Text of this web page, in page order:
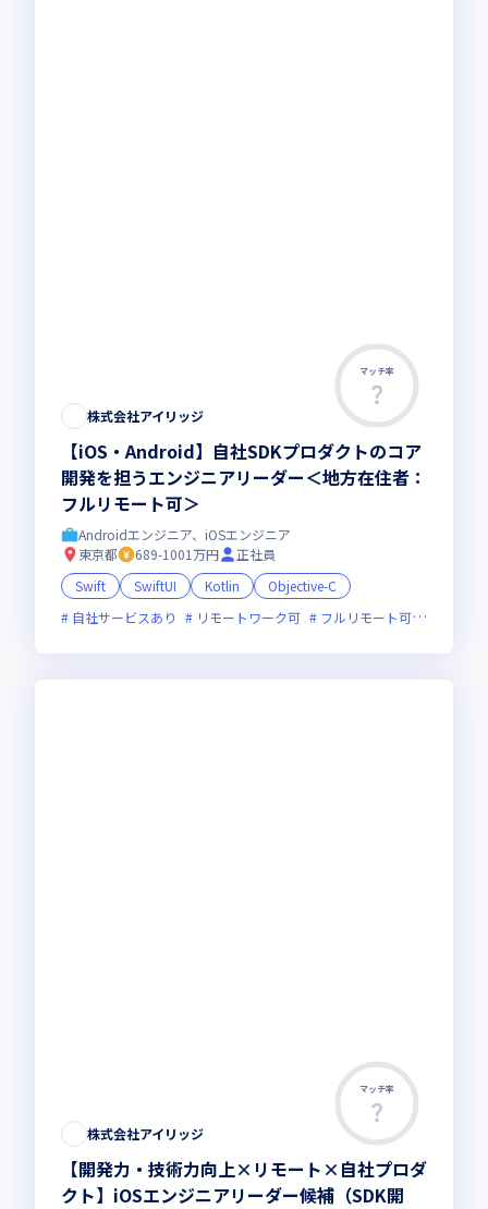
マッチ率
株式会社アイリッジ
【iOS・Android】自社SDKプロダクトのコア
開発を担うエンジニアリーダー＜地方在住者：
フルリモート可＞
Androidエンジニア、iOSエンジニア
東京都
689-1001万円
正社員
Swift
SwiftUI Kotlin
Objective-C
自社サービスあり
リモートワーク可 フルリモート可
マッチ率
株式会社アイリッジ
【開発力・技術力向上×リモート×自社プロダ
クト】iOSエンジニアリーダー候補（SDK開